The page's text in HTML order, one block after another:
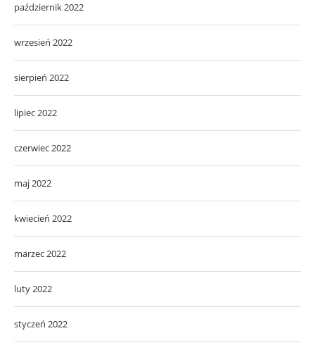
październik 2022
wrzesień 2022
sierpień 2022
lipiec 2022
czerwiec 2022
maj 2022
kwiecień 2022
marzec 2022
luty 2022
styczeń 2022